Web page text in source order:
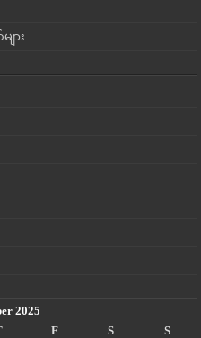
ျား
2025
F S S